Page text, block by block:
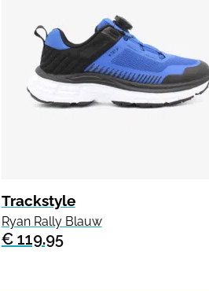
Trackstyle
Ryan Rally Blauw
€ 119.95